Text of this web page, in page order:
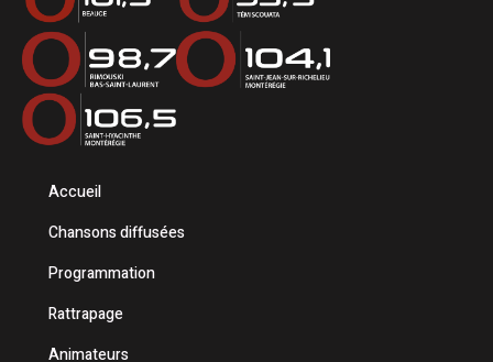
Accueil
Chansons diffusées
Programmation
Rattrapage
Animateurs